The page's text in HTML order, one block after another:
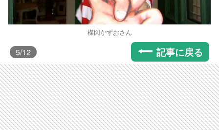
楳図かずおさん
5/12 記事に戻る